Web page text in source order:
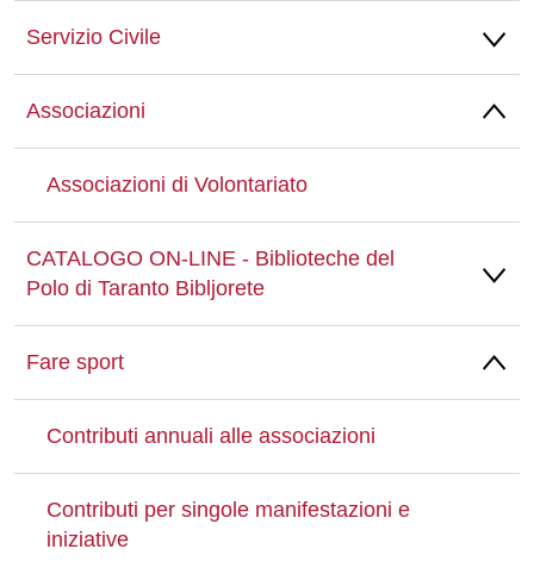
Servizio Civile
Associazioni
Associazioni di Volontariato
CATALOGO ON-LINE - Biblioteche del
Polo di Taranto Bibljorete
Fare sport
Contributi annuali alle associazioni
Contributi per singole manifestazioni e
iniziative